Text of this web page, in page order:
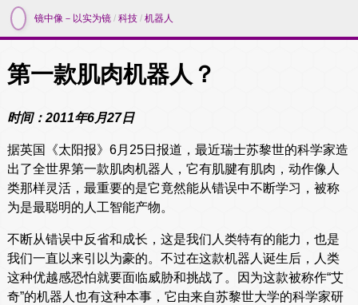
镜中像－以实为镜 /科技 /机器人
第一款肌肉机器人？
时间：2011年6月27日
据英国《太阳报》6月25日报道，最近瑞士苏黎世的科学家造
出了全世界第一款肌肉机器人，它有肌腱有肌肉，动作像人
类那样灵活，最重要的是它竟然能从错误中不断学习，被称
为是最聪明的人工智能产物。
不断从错误中反省和成长，这是我们人类特有的能力，也是
我们一直以来引以为豪的。不过在这款机器人诞生后，人类
这种优越感恐怕就要面临威胁和挑战了。因为这款被称作“艾
奇”的机器人也有这种本事，它由来自苏黎世大学的科学家研